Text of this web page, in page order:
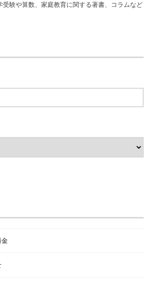
受験や算数、家庭教育に関する著書、コラムなど
金